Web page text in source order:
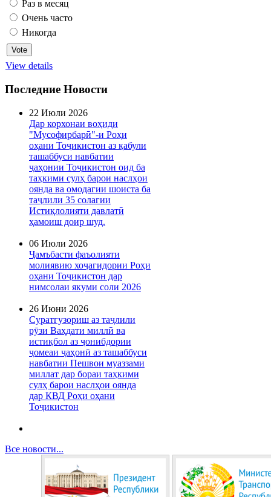
Раз в месяц
Очень часто
Никогда
View details
Последние Новости
22 Июли 2026
Дар корхонаи воҳиди
"Мусофирбарӣ"-и Роҳи
оҳани Тоҷикистон аз қабули
ташаббуси навбатии
ҷаҳонии Тоҷикистон оид ба
таҳкими сулҳ барои наслҳои
оянда ва омодагии шоиста ба
таҷлили 35 солагии
Истиқлолияти давлатӣ
ҳамоиш доир шуд.
06 Июли 2026
Ҷамъбасти фаъолияти
молиявию хоҷагидории Роҳи
оҳани Тоҷикистон дар
нимсолаи якуми соли 2026
26 Июни 2026
Суратгузориш аз таҷлили
рӯзи Ваҳдати миллӣ ва
истиқбол аз ҷонибдории
ҷомеаи ҷаҳонӣ аз ташаббуси
навбатии Пешвои муаззами
миллат дар бораи таҳкими
сулҳ барои наслҳои оянда
дар КВД Роҳи оҳани
Тоҷикистон
Все новости...